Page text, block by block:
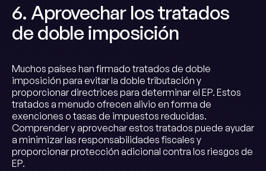
6. Aprovechar los tratados
de doble imposición
Muchos países han firmado tratados de doble
imposición para evitar la doble tributación y
proporcionar directrices para determinar el EP. Estos
tratados a menudo ofrecen alivio en forma de
exenciones o tasas de impuestos reducidas.
Comprender y aprovechar estos tratados puede ayudar
a minimizar las responsabilidades fiscales y
proporcionar protección adicional contra los riesgos de
EP.